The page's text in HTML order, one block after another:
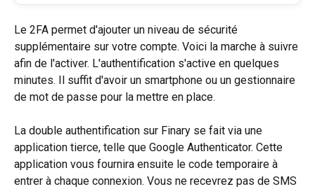
Le 2FA permet d'ajouter un niveau de sécurité
supplémentaire sur votre compte. Voici la marche à suivre
afin de l'activer. L'authentification s'active en quelques
minutes. Il suffit d'avoir un smartphone ou un gestionnaire
de mot de passe pour la mettre en place.
La double authentification sur Finary se fait via une
application tierce, telle que Google Authenticator. Cette
application vous fournira ensuite le code temporaire à
entrer à chaque connexion. Vous ne recevrez pas de SMS